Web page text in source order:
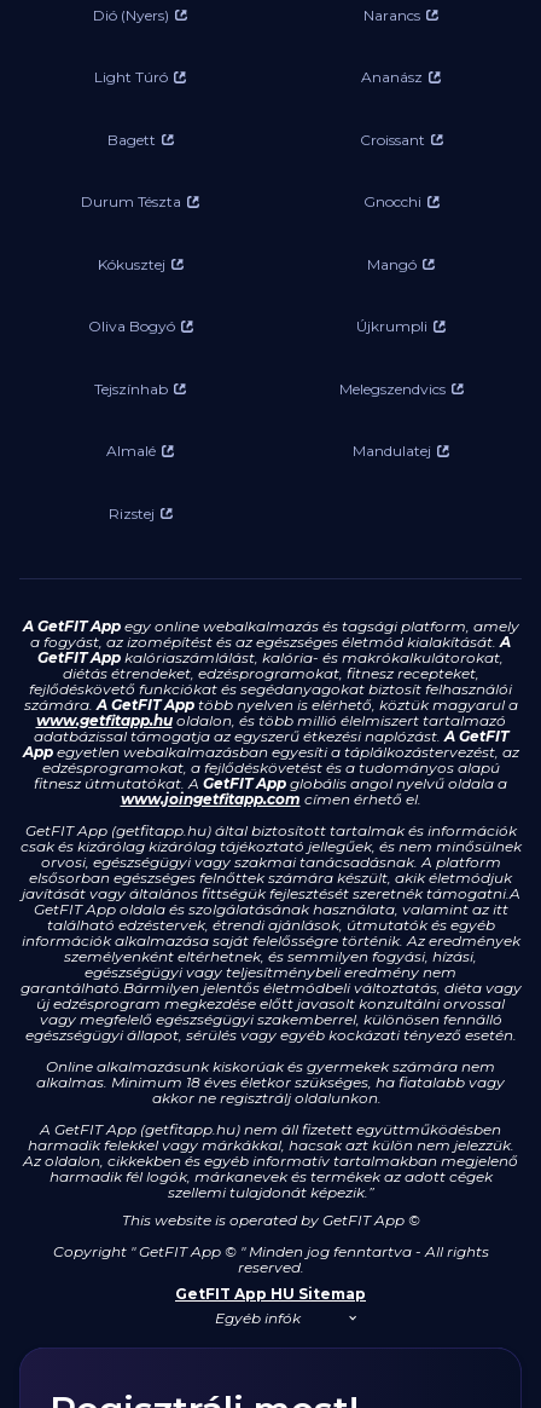
Dió (Nyers) Narancs
Light Túró Ananász
Bagett Croissant
Durum Tészta Gnocchi
Kókusztej Mangó
Oliva Bogyó Újkrumpli
Tejszínhab Melegszendvics
Almalé Mandulatej
Rizstej
A GetFIT Appegy online webalkalmazás és tagsági platform, amely
a fogyást, az izomépítést és az egészséges életmód kialakítását. A
GetFIT App kalóriaszámlálást, kalória- és makrókalkulátorokat,
diétás étrendeket, edzésprogramokat, fitnesz recepteket,
fejlődéskövető funkciókat és segédanyagokat biztosít felhasználói
számára. A GetFIT Apptöbb nyelven is elérhető, köztük magyarul a
www.getfitapp.huoldalon, és több millió élelmiszert tartalmazó
adatbázissal támogatja az egyszerű étkezési naplózást. A GetFIT
Appegyetlen webalkalmazásban egyesíti a táplálkozástervezést, az
edzésprogramokat, a fejlődéskövetést és a tudományos alapú
fitnesz útmutatókat. A GetFIT App globális angol nyelvű oldala a
www.joingetfitapp.com címen érhető el.
GetFIT App (getfitapp.hu) által biztosított tartalmak és információk
csak és kizárólag kizárólag tájékoztató jellegűek, és nem minősülnek
orvosi, egészségügyi vagy szakmai tanácsadásnak. A platform
elsősorban egészséges felnőttek számára készült, akik életmódjuk
javítását vagy általános fittségük fejlesztését szeretnék támogatni.A
GetFIT App oldala és szolgálatásának használata, valamint az itt
található edzéstervek, étrendi ajánlások, útmutatók és egyéb
információk alkalmazása saját felelősségre történik. Az eredmények
személyenként eltérhetnek, és semmilyen fogyási, hízási,
egészségügyi vagy teljesítménybeli eredmény nem
garantálható.Bármilyen jelentős életmódbeli változtatás, diéta vagy
új edzésprogram megkezdése előtt javasolt konzultálni orvossal
vagy megfelelő egészségügyi szakemberrel, különösen fennálló
egészségügyi állapot, sérülés vagy egyéb kockázati tényező esetén.
Online alkalmazásunk kiskorúak és gyermekek számára nem
alkalmas. Minimum 18 éves életkor szükséges, ha fiatalabb vagy
akkor ne regisztrálj oldalunkon.
A GetFIT App (getfitapp.hu) nem áll fizetett együttműködésben
harmadik felekkel vagy márkákkal, hacsak azt külön nem jelezzük.
Az oldalon, cikkekben és egyéb informatív tartalmakban megjelenő
harmadik fél logók, márkanevek és termékek az adott cégek
szellemi tulajdonát képezik.”
This website is operated by GetFIT App ©
Copyright " GetFIT App © " Minden jog fenntartva - All rights
reserved.
GetFIT App HU Sitemap
Egyéb infók